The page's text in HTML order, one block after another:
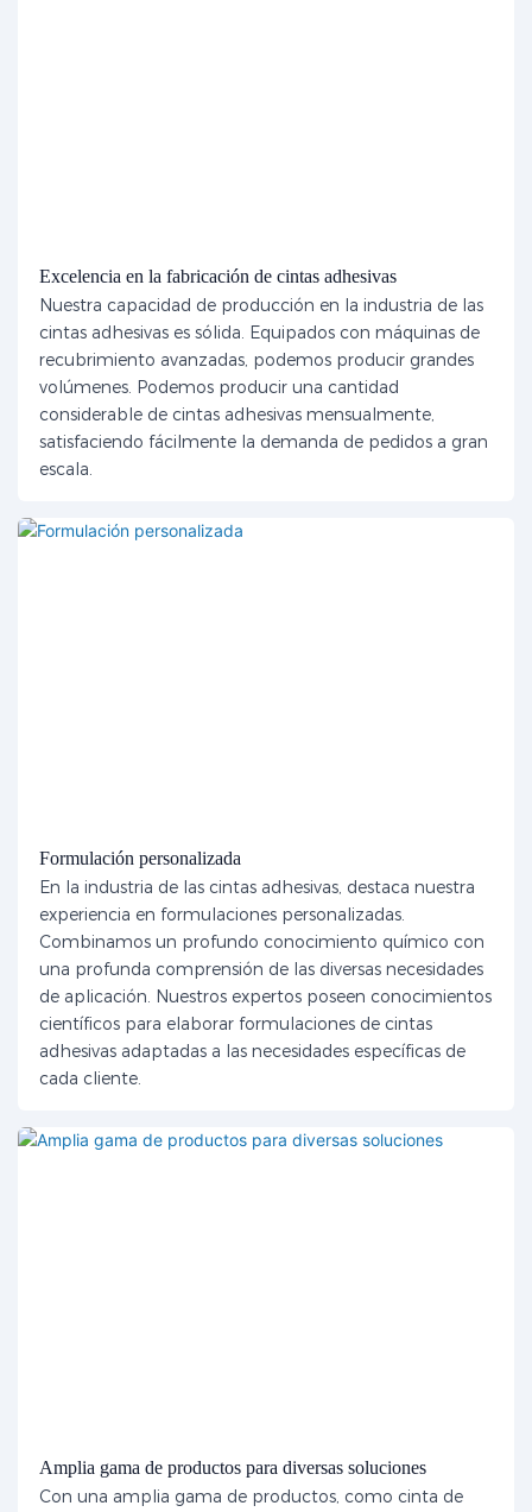
Excelencia en la fabricación de cintas adhesivas
Nuestra capacidad de producción en la industria de las
cintas adhesivas es sólida. Equipados con máquinas de
recubrimiento avanzadas, podemos producir grandes
volúmenes. Podemos producir una cantidad
considerable de cintas adhesivas mensualmente,
satisfaciendo fácilmente la demanda de pedidos a gran
escala.
Formulación personalizada
En la industria de las cintas adhesivas, destaca nuestra
experiencia en formulaciones personalizadas.
Combinamos un profundo conocimiento químico con
una profunda comprensión de las diversas necesidades
de aplicación. Nuestros expertos poseen conocimientos
científicos para elaborar formulaciones de cintas
adhesivas adaptadas a las necesidades específicas de
cada cliente.
Amplia gama de productos para diversas soluciones
Con una amplia gama de productos, como cinta de